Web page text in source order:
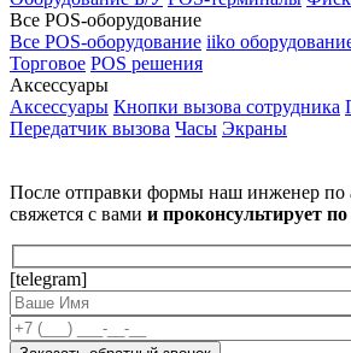
Все POS-оборудование
Все POS-оборудование iiko
Торговое POS решения
Аксессуары
Аксессуары Кнопки вызова сотрудника
Передатчик вызова Часы Экраны
После отправки формы наш инженер по
свяжется с вами и проконсультирует
[telegram]